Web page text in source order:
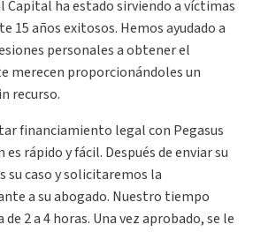
Capital ha estado sirviendo a víctimas
15 años exitosos. Hemos ayudado a
personales a obtener el
merecen proporcionándoles un
recurso.
financiamiento legal con Pegasus
rápido y fácil. Después de enviar su
su caso y solicitaremos la
a su abogado. Nuestro tiempo
2 a 4 horas. Una vez aprobado, se le